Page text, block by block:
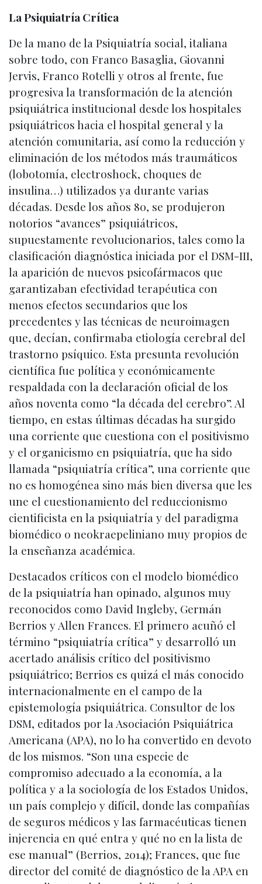
La Psiquiatría Crítica
De la mano de la Psiquiatría social, italiana
sobre todo, con Franco Basaglia, Giovanni
Jervis, Franco Rotelli y otros al frente, fue
progresiva la transformación de la atención
psiquiátrica institucional desde los hospitales
psiquiátricos hacia el hospital general y la
atención comunitaria, así como la reducción y
eliminación de los métodos más traumáticos
(lobotomía, electroshock, choques de
insulina…) utilizados ya durante varias
décadas. Desde los años 80, se produjeron
notorios “avances” psiquiátricos,
supuestamente revolucionarios, tales como la
clasificación diagnóstica iniciada por el DSM-III,
la aparición de nuevos psicofármacos que
garantizaban efectividad terapéutica con
menos efectos secundarios que los
precedentes y las técnicas de neuroimagen
que, decían, confirmaba etiología cerebral del
trastorno psíquico. Esta presunta revolución
científica fue política y económicamente
respaldada con la declaración oficial de los
años noventa como “la década del cerebro”. Al
tiempo, en estas últimas décadas ha surgido
una corriente que cuestiona con el positivismo
y el organicismo en psiquiatría, que ha sido
llamada “psiquiatría crítica”, una corriente que
no es homogénea sino más bien diversa que les
une el cuestionamiento del reduccionismo
cientificista en la psiquiatría y del paradigma
biomédico o neokraepeliniano muy propios de
la enseñanza académica.
Destacados críticos con el modelo biomédico
de la psiquiatría han opinado, algunos muy
reconocidos como David Ingleby, Germán
Berrios y Allen Frances. El primero acuñó el
término “psiquiatría crítica” y desarrolló un
acertado análisis crítico del positivismo
psiquiátrico; Berrios es quizá el más conocido
internacionalmente en el campo de la
epistemología psiquiátrica. Consultor de los
DSM, editados por la Asociación Psiquiátrica
Americana (APA), no lo ha convertido en devoto
de los mismos. “Son una especie de
compromiso adecuado a la economía, a la
política y a la sociología de los Estados Unidos,
un país complejo y difícil, donde las compañías
de seguros médicos y las farmacéuticas tienen
injerencia en qué entra y qué no en la lista de
ese manual” (Berrios, 2014); Frances, que fue
director del comité de diagnóstico de la APA en